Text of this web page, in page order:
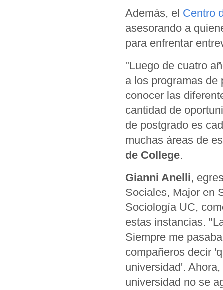
Además, el Centro
asesorando a
para enfrentar
"Luego de cuatro
a los programas de
conocer las
cantidad de
de postgrado es
muchas áreas de
de College.
Gianni Anelli,
Sociales, Major en
Sociología UC,
estas instancias.
Siempre me
compañeros decir
universidad'.
universidad no se